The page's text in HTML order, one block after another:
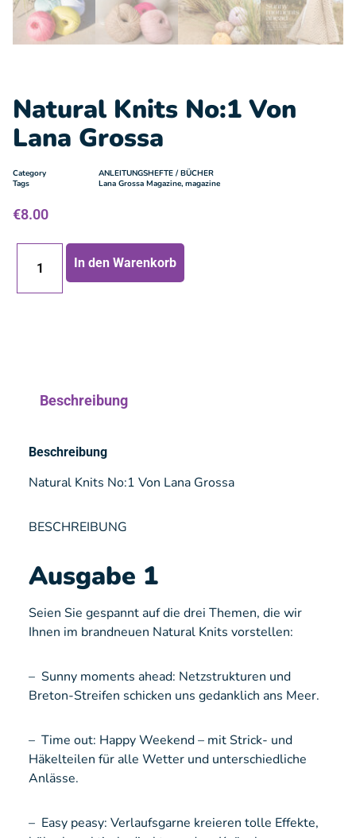
Natural Knits No:1 Von
Lana Grossa
Category
ANLEITUNGSHEFTE / BÜCHER
Tags
Lana Grossa Magazine, magazine
€8.00
In den Warenkorb
Beschreibung
Beschreibung
Natural Knits No:1 Von Lana Grossa
BESCHREIBUNG
Ausgabe 1
Seien Sie gespannt auf die drei Themen, die wir
Ihnen im brandneuen Natural Knits vorstellen:
– Sunny moments ahead: Netzstrukturen und
Breton-Streifen schicken uns gedanklich ans Meer.
– Time out: Happy Weekend – mit Strick- und
Häkelteilen für alle Wetter und unterschiedliche
Anlässe.
– Easy peasy: Verlaufsgarne kreieren tolle Effekte,